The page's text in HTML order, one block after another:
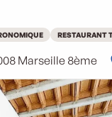
RESTAURANT
Marseille 8ème